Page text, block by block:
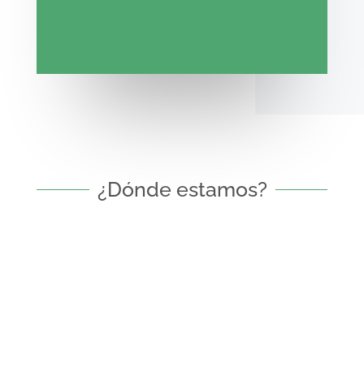
¿Dónde estamos?